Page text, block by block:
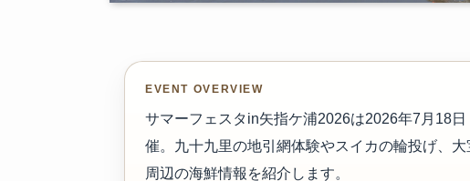
EVENT OVERVIEW
サマーフェスタin矢指ケ浦2026は2026年7月18
催。九十九里の地引網体験やスイカの輪投げ、
周辺の海鮮情報を紹介します。